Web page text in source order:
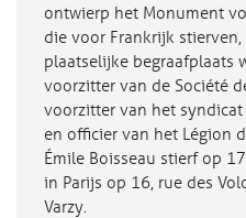
ontwierp het Monument
die voor Frankrijk
plaatselijke begraafplaats
voorzitter van de Société
voorzitter van het
en officier van het Légion
Émile Boisseau stierf op
in Parijs op 16, rue des
Varzy.